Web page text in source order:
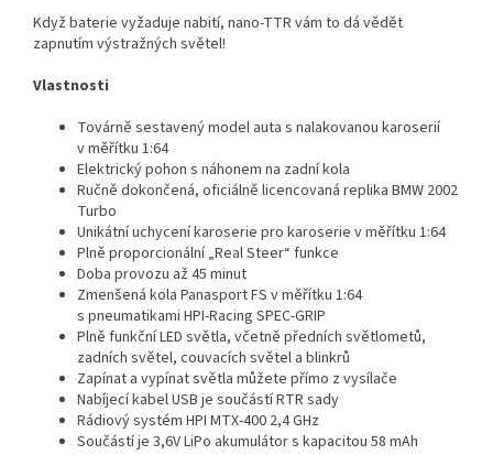
Když baterie vyžaduje nabití, nano-TTR vám to dá vědět
zapnutím výstražných světel!
Vlastnosti
Továrně sestavený model auta s nalakovanou karoserií
v měřítku 1:64
Elektrický pohon s náhonem na zadní kola
Ručně dokončená, oficiálně licencovaná replika BMW 2002
Turbo
Unikátní uchycení karoserie pro karoserie v měřítku 1:64
Plně proporcionální „Real Steer“ funkce
Doba provozu až 45 minut
Zmenšená kola Panasport FS v měřítku 1:64
s pneumatikami HPI-Racing SPEC-GRIP
Plně funkční LED světla, včetně předních světlometů,
zadních světel, couvacích světel a blinkrů
Zapínat a vypínat světla můžete přímo z vysílače
Nabíjecí kabel USB je součástí RTR sady
Rádiový systém HPI MTX-400 2,4 GHz
Součástí je 3,6V LiPo akumulátor s kapacitou 58 mAh